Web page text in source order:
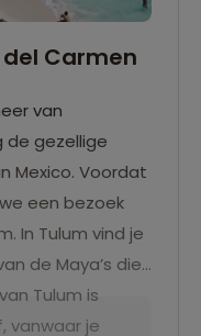
Carmen
van
de gezellige
Mexico. Voordat
een bezoek
In Tulum vind je
de Maya’s die
Tulum is
vanwaar je